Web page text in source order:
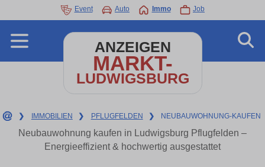
Event Auto Immo Job
ANZEIGEN
MARKT-
LUDWIGSBURG
❯ IMMOBILIEN ❯ PFLUGFELDEN ❯ NEUBAUWOHNUNG-KAUFEN
Neubauwohnung kaufen in Ludwigsburg Pflugfelden –
Energieeffizient & hochwertig ausgestattet